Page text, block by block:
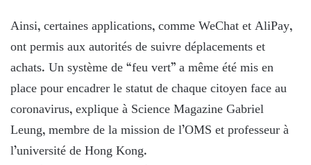
Ainsi, certaines applications, comme WeChat et AliPay,
ont permis aux autorités de suivre déplacements et
achats. Un système de “feu vert” a même été mis en
place pour encadrer le statut de chaque citoyen face au
coronavirus, explique à Science Magazine Gabriel
Leung, membre de la mission de l’OMS et professeur à
l’université de Hong Kong.